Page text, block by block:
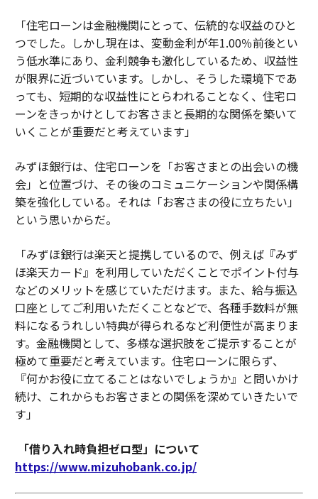
「住宅ローンは金融機関にとって、伝統的な収益のひと
つでした。しかし現在は、変動金利が年1.00％前後とい
う低水準にあり、金利競争も激化しているため、収益性
が限界に近づいています。しかし、そうした環境下であ
っても、短期的な収益性にとらわれることなく、住宅ロ
ーンをきっかけとしてお客さまと長期的な関係を築いて
いくことが重要だと考えています」
みずほ銀行は、住宅ローンを「お客さまとの出会いの機
会」と位置づけ、その後のコミュニケーションや関係構
築を強化している。それは「お客さまの役に立ちたい」
という思いからだ。
「みずほ銀行は楽天と提携しているので、例えば『みず
ほ楽天カード』を利用していただくことでポイント付与
などのメリットを感じていただけます。また、給与振込
口座としてご利用いただくことなどで、各種手数料が無
料になるうれしい特典が得られるなど利便性が高まりま
す。金融機関として、多様な選択肢をご提示することが
極めて重要だと考えています。住宅ローンに限らず、
『何かお役に立てることはないでしょうか』と問いかけ
続け、これからもお客さまとの関係を深めていきたいで
す」
「借り入れ時負担ゼロ型」について
https://www.mizuhobank.co.jp/